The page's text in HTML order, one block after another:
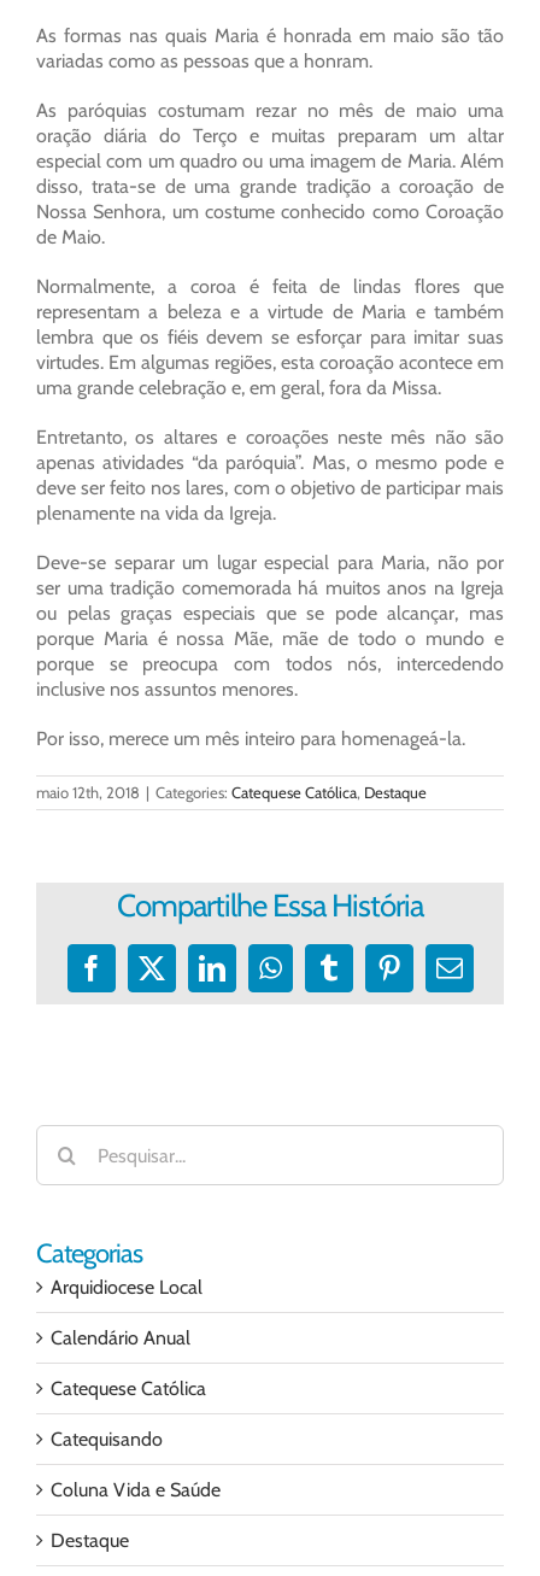
As formas nas quais Maria é honrada em maio são tão
variadas como as pessoas que a honram.
As paróquias costumam rezar no mês de maio uma
oração diária do Terço e muitas preparam um altar
especial com um quadro ou uma imagem de Maria. Além
disso, trata-se de uma grande tradição a coroação de
Nossa Senhora, um costume conhecido como Coroação
de Maio.
Normalmente, a coroa é feita de lindas flores que
representam a beleza e a virtude de Maria e também
lembra que os fiéis devem se esforçar para imitar suas
virtudes. Em algumas regiões, esta coroação acontece em
uma grande celebração e, em geral, fora da Missa.
Entretanto, os altares e coroações neste mês não são
apenas atividades “da paróquia”. Mas, o mesmo pode e
deve ser feito nos lares, com o objetivo de participar mais
plenamente na vida da Igreja.
Deve-se separar um lugar especial para Maria, não por
ser uma tradição comemorada há muitos anos na Igreja
ou pelas graças especiais que se pode alcançar, mas
porque Maria é nossa Mãe, mãe de todo o mundo e
porque se preocupa com todos nós, intercedendo
inclusive nos assuntos menores.
Por isso, merece um mês inteiro para homenageá-la.
maio 12th, 2018 | Categories: Catequese Católica, Destaque
Compartilhe Essa História
Facebook
X LinkedInWhatsApp
TumblrPinterest
E-
Buscar
resultados
para:
Categorias
Arquidiocese Local
Calendário Anual
Catequese Católica
Catequisando
Coluna Vida e Saúde
Destaque